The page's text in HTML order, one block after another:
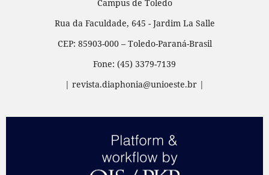
Campus de Toledo
Rua da Faculdade, 645 - Jardim La Salle
CEP: 85903-000 – Toledo-Paraná-Brasil
Fone: (45) 3379-7139
| revista.diaphonia@unioeste.br |